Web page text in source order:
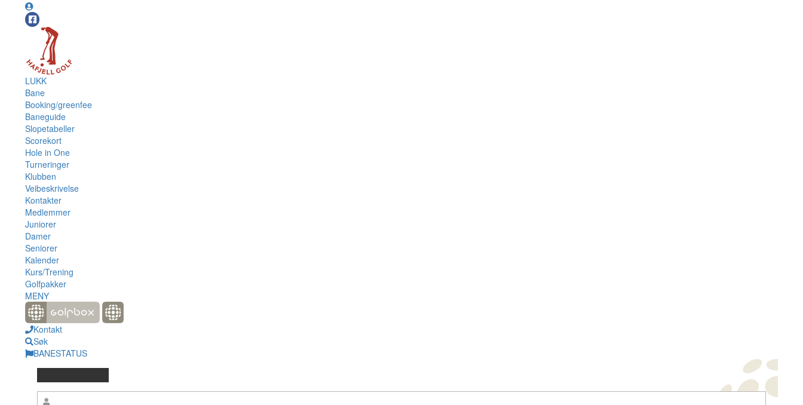
LUKK
Bane
Booking/greenfee
Baneguide
Slopetabeller
Scorekort
Hole in One
Turneringer
Klubben
Veibeskrivelse
Kontakter
Medlemmer
Juniorer
Damer
Seniorer
Kalender
Kurs/Trening
Golfpakker
MENY
Kontakt
Søk
BANESTATUS